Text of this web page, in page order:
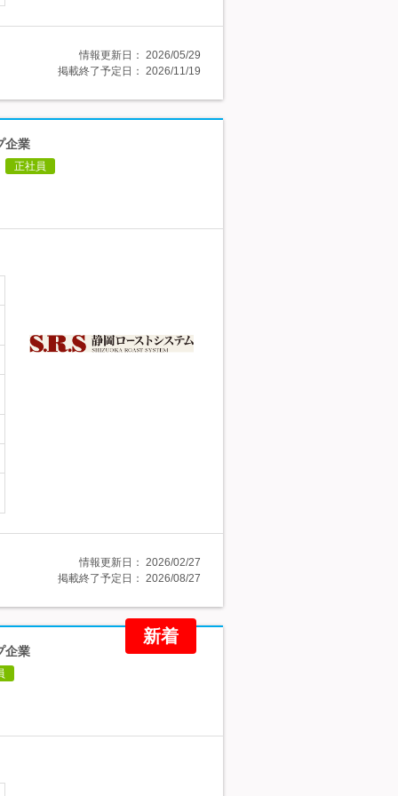
情報更新日： 2026/05/29
掲載終了予定日： 2026/11/19
企業
正社員
情報更新日： 2026/02/27
掲載終了予定日： 2026/08/27
新着
企業